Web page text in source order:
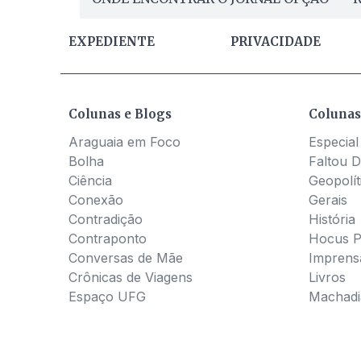
EXPEDIENTE PRIVACIDADE
Colunas e Blogs
Araguaia em Foco
Bolha
Ciência
Conexão
Contradição
Contraponto
Conversas de Mãe
Crônicas de Viagens
Espaço UFG
Faltou
Gerais
História
Hocus
Livros